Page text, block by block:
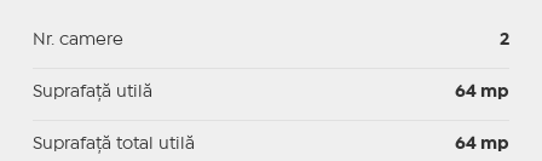
Nr. camere 2
Suprafaţă utilă 64 mp
Suprafaţă total utilă 64 mp